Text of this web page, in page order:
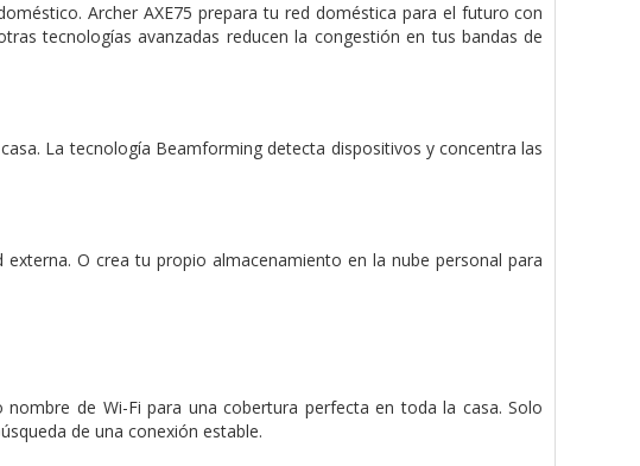
Archer AXE75 prepara tu red doméstica para el futuro con
tecnologías avanzadas reducen la congestión en tus bandas de
La tecnología Beamforming detecta dispositivos y concentra las
O crea tu propio almacenamiento en la nube personal para
de Wi-Fi para una cobertura perfecta en toda la casa. Solo
de una conexión estable.